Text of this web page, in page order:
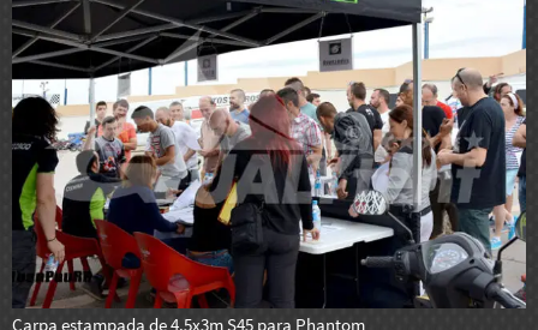
Carpa estampada de 4.5x3m S45 para Phantom